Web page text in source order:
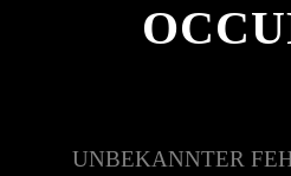
UNBEKANNTER